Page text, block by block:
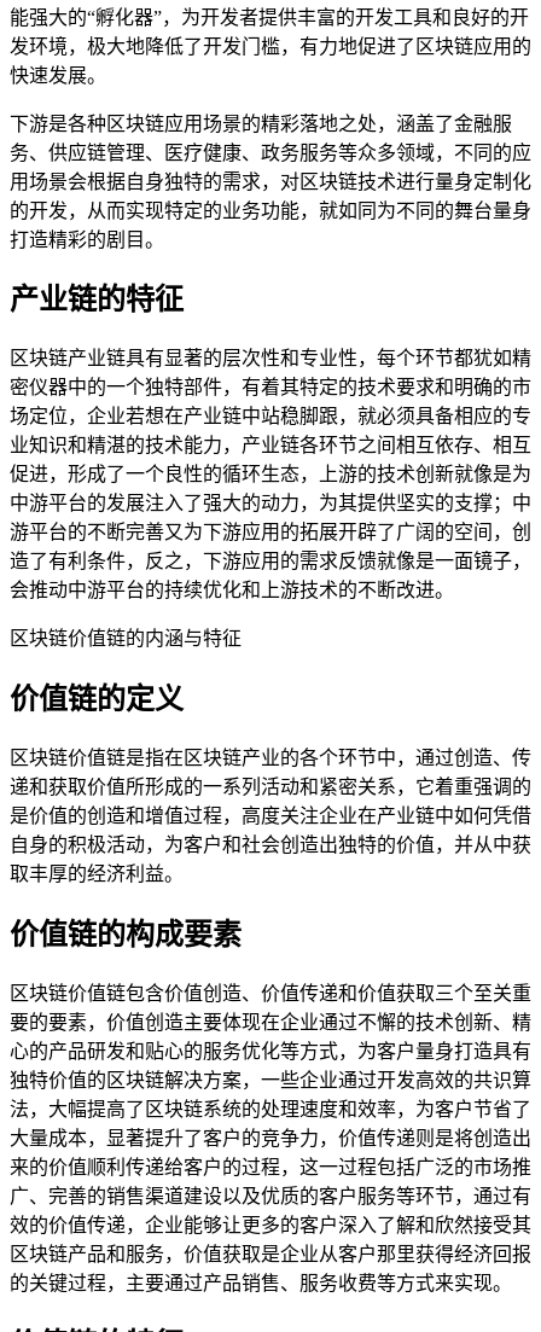
能强大的“孵化器”，为开发者提供丰富的开发工具和良好的开
发环境，极大地降低了开发门槛，有力地促进了区块链应用的
快速发展。
下游是各种区块链应用场景的精彩落地之处，涵盖了金融服
务、供应链管理、医疗健康、政务服务等众多领域，不同的应
用场景会根据自身独特的需求，对区块链技术进行量身定制化
的开发，从而实现特定的业务功能，就如同为不同的舞台量身
打造精彩的剧目。
产业链的特征
区块链产业链具有显著的层次性和专业性，每个环节都犹如精
密仪器中的一个独特部件，有着其特定的技术要求和明确的市
场定位，企业若想在产业链中站稳脚跟，就必须具备相应的专
业知识和精湛的技术能力，产业链各环节之间相互依存、相互
促进，形成了一个良性的循环生态，上游的技术创新就像是为
中游平台的发展注入了强大的动力，为其提供坚实的支撑；中
游平台的不断完善又为下游应用的拓展开辟了广阔的空间，创
造了有利条件，反之，下游应用的需求反馈就像是一面镜子，
会推动中游平台的持续优化和上游技术的不断改进。
区块链价值链的内涵与特征
价值链的定义
区块链价值链是指在区块链产业的各个环节中，通过创造、传
递和获取价值所形成的一系列活动和紧密关系，它着重强调的
是价值的创造和增值过程，高度关注企业在产业链中如何凭借
自身的积极活动，为客户和社会创造出独特的价值，并从中获
取丰厚的经济利益。
价值链的构成要素
区块链价值链包含价值创造、价值传递和价值获取三个至关重
要的要素，价值创造主要体现在企业通过不懈的技术创新、精
心的产品研发和贴心的服务优化等方式，为客户量身打造具有
独特价值的区块链解决方案，一些企业通过开发高效的共识算
法，大幅提高了区块链系统的处理速度和效率，为客户节省了
大量成本，显著提升了客户的竞争力，价值传递则是将创造出
来的价值顺利传递给客户的过程，这一过程包括广泛的市场推
广、完善的销售渠道建设以及优质的客户服务等环节，通过有
效的价值传递，企业能够让更多的客户深入了解和欣然接受其
区块链产品和服务，价值获取是企业从客户那里获得经济回报
的关键过程，主要通过产品销售、服务收费等方式来实现。